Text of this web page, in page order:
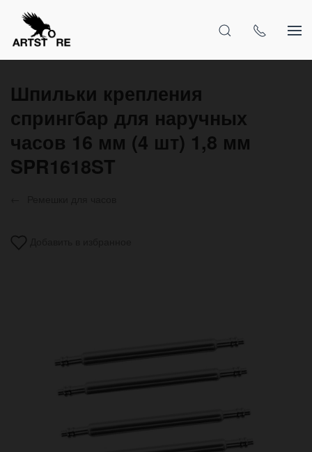
Шпильки крепления
спрингбар для наручных
часов 16 мм (4 шт) 1,8 мм
SPR1618ST